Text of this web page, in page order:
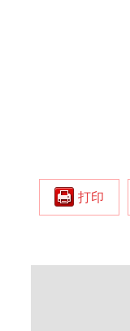
打印